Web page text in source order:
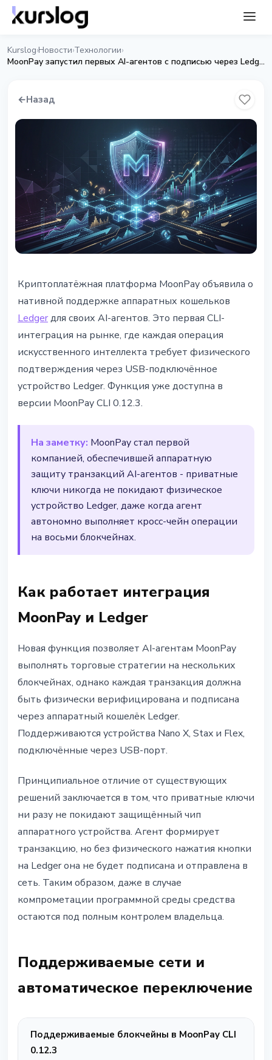
Kurslog›Новости›Технологии›
MoonPay запустил первых AI-агентов с подписью через Ledger
←Назад
MoonPay запустил первых AI-
агентов с подписью через Ledger
14 марта 2026 г.3 мин чтения
Наталия Дорофеева
Криптоплатёжная платформа MoonPay объявила о
нативной поддержке аппаратных кошельков
Ledgerдля своих AI-агентов. Это первая CLI-
интеграция на рынке, где каждая операция
искусственного интеллекта требует физического
подтверждения через USB-подключённое
устройство Ledger. Функция уже доступна в
версии MoonPay CLI 0.12.3.
На заметку: MoonPay стал первой
компанией, обеспечившей аппаратную
защиту транзакций AI-агентов - приватные
ключи никогда не покидают физическое
устройство Ledger, даже когда агент
автономно выполняет кросс-чейн операции
на восьми блокчейнах.
Как работает интеграция
MoonPay и Ledger
Новая функция позволяет AI-агентам MoonPay
выполнять торговые стратегии на нескольких
блокчейнах, однако каждая транзакция должна
быть физически верифицирована и подписана
через аппаратный кошелёк Ledger.
Поддерживаются устройства Nano X, Stax и Flex,
подключённые через USB-порт.
Принципиальное отличие от существующих
решений заключается в том, что приватные ключи
ни разу не покидают защищённый чип
аппаратного устройства. Агент формирует
транзакцию, но без физического нажатия кнопки
на Ledger она не будет подписана и отправлена в
сеть. Таким образом, даже в случае
компрометации программной среды средства
остаются под полным контролем владельца.
Поддерживаемые сети и
автоматическое переключение
Поддерживаемые блокчейны в MoonPay CLI
0.12.3